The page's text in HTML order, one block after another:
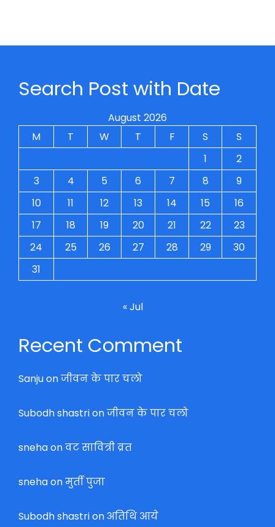
Search Post with Date
August 2026
M
T W T F S
S
1
2
3
4 5 6 7 8
9
10
11 12 13 14 15
16
17
18 19 20 21 22
23
24
25 26 27 28 29
30
31
« Jul
Recent Comment
Sanjuonजीवन के पार चलो
Subodh shastrionजीवन के पार चलो
snehaonवट सावित्री व्रत
snehaonमुर्ती पुजा
Subodh shastrionअतिथि आये